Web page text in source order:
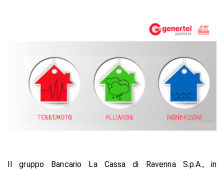
Il gruppo Bancario La Cassa di Ravenna S.p.A., in